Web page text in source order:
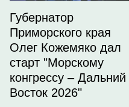
Губернатор
Приморского края
Олег Кожемяко дал
старт "Морскому
конгрессу – Дальний
Восток 2026"